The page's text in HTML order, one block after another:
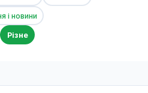
і новини
Різне